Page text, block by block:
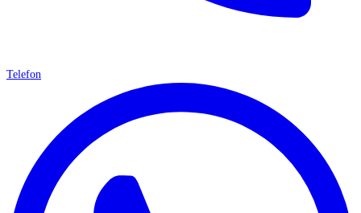
Telefon